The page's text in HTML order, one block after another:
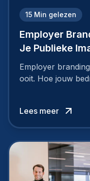
15 Min gelezen
Employer
Je Publieke
Employer
ooit. Hoe jouw
Lees meer